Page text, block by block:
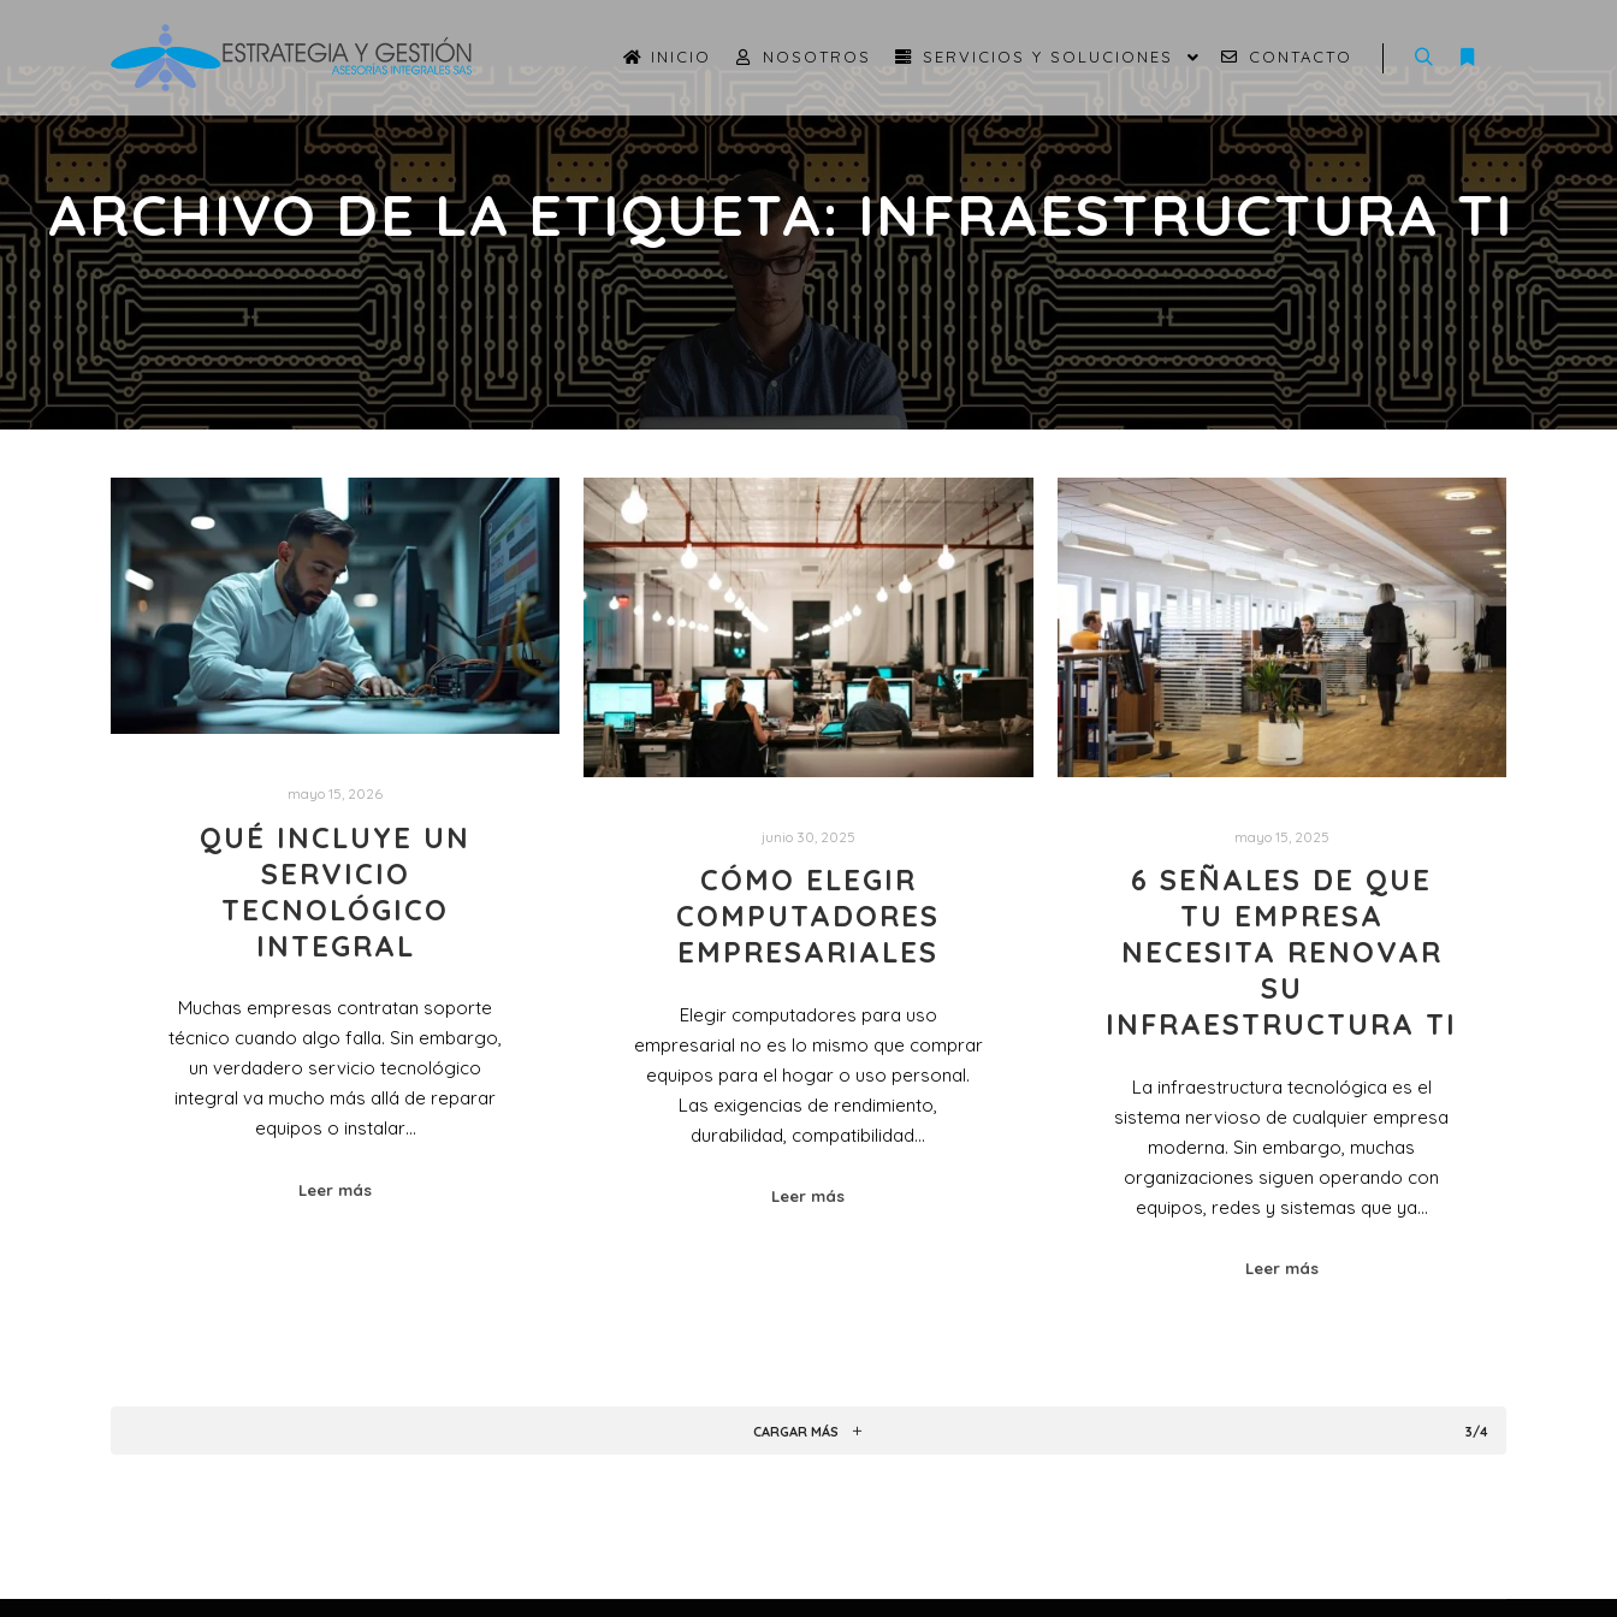
INICIO NOSOTROS SERVICIOS Y SOLUCIONES CONTACTO
ARCHIVO DE LA ETIQUETA:INFRAESTRUCTURA TI
mayo 15, 2026
QUÉ INCLUYE UN
SERVICIO
TECNOLÓGICO
INTEGRAL
Muchas empresas contratan soporte
técnico cuando algo falla. Sin embargo,
un verdadero servicio tecnológico
integral va mucho más allá de reparar
equipos o instalar…
Leer más
junio 30, 2025
CÓMO ELEGIR
COMPUTADORES
EMPRESARIALES
Elegir computadores para uso
empresarial no es lo mismo que comprar
equipos para el hogar o uso personal.
Las exigencias de rendimiento,
durabilidad, compatibilidad…
Leer más
mayo 15, 2025
6 SEÑALES DE QUE
TU EMPRESA
NECESITA RENOVAR
SU
INFRAESTRUCTURA TI
La infraestructura tecnológica es el
sistema nervioso de cualquier empresa
moderna. Sin embargo, muchas
organizaciones siguen operando con
equipos, redes y sistemas que ya…
Leer más
CARGAR MÁS 3/4